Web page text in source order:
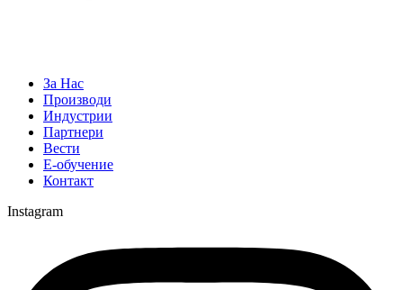
За Нас
Производи
Индустрии
Партнери
Вести
Е-обучение
Контакт
Instagram